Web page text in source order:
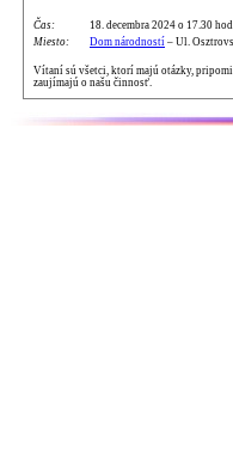
Čas:
18. decembra 2024 o 17.30
Miesto:
Dom národností – Ul.
Vítaní sú všetci, ktorí majú otázky,
zaujímajú o našu činnosť.